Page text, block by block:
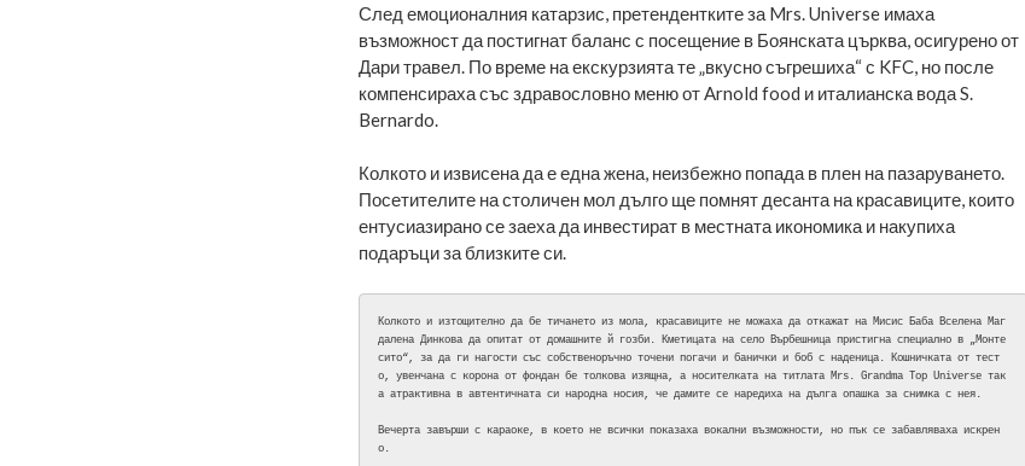
След емоционалния катарзис, претендентките за Mrs. Universe имаха
възможност да постигнат баланс с посещение в Боянската църква, осигурено от
Дари травел. По време на екскурзията те „вкусно съгрешиха“ с KFC, но после
компенсираха със здравословно меню от Arnold food и италианска вода S.
Bernardo.
Колкото и извисена да е една жена, неизбежно попада в плен на пазаруването.
Посетителите на столичен мол дълго ще помнят десанта на красавиците, които
ентусиазирано се заеха да инвестират в местната икономика и накупиха
подаръци за близките си.
Колкото и изтощително да бе тичането из мола, красавиците не можаха да откажат на Мисис Баба Вселена Маг
далена Динкова да опитат от домашните й гозби. Кметицата на село Върбешница пристигна специално в „Монте
сито“, за да ги нагости със собственоръчно точени погачи и банички и боб с наденица. Кошничката от тест
о, увенчана с корона от фондан бе толкова изящна, а носителката на титлата Mrs. Grandma Top Universe так
а атрактивна в автентичната си народна носия, че дамите се наредиха на дълга опашка за снимка с нея.
Вечерта завърши с караоке, в което не всички показаха вокални възможности, но пък се забавляваха искрен
о.